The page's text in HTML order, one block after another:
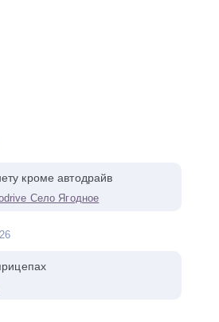
кроме автодрайв
Село Ягодное